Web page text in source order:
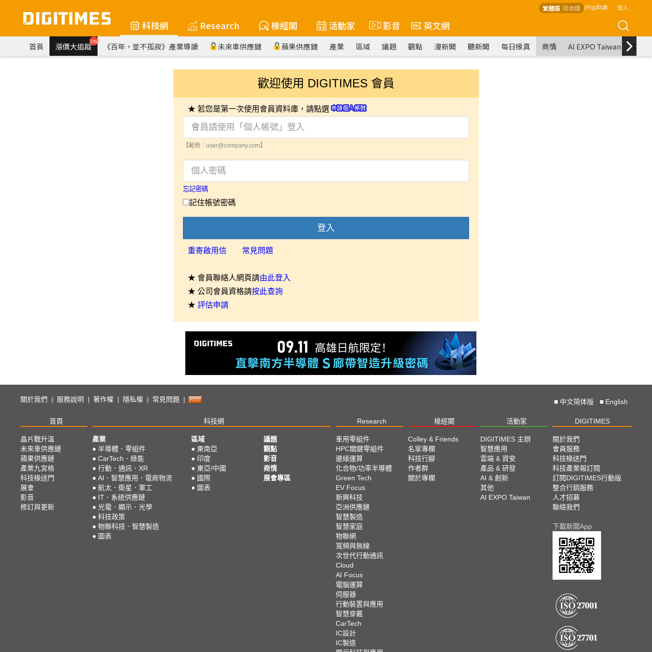
繁體版 简体版 評估申請 登入
科技網 Research 椽經閣 活動家 影音 英文網
首頁 漲價大追蹤259 《百年，並不孤寂》產業導讀 未來車供應鏈 蘋果供應鏈 產業 區域 議題 觀點 漫新聞 聽新聞 每日椽真 商情 AI EXPO Taiwan
歡迎使用 DIGITIMES 會員
★ 若您是第一次使用會員資料庫，請點選
【範例：user@company.com】
忘記密碼
記住帳號密碼
登入
重寄啟用信 常見問題
★ 會員聯絡人網頁請由此登入
★ 公司會員資格請按此查詢
★ 評估申請
關於我們 服務說明 著作權 隱私權 常見問題 ■ 中文简体版 ■ English
首頁 科技網 Research 椽經閣 活動家 DIGITIMES
晶片戰升溫
未來車供應鏈
蘋果供應鏈
產業九宮格
科技椽送門
展會
影音
修訂與更新
產業
● 半導體．零組件
● CarTech．綠能
● 行動．通訊．XR
● AI．智慧應用．電商物流
● 航太．衛星．軍工
● IT．系統供應鏈
● 光電．顯示．光學
● 科技政策
● 物聯科技．智慧製造
● 圖表
區域
● 東南亞
● 印度
● 東亞/中國
● 國際
● 圖表
議題
觀點
影音
商情
展會專區
車用零組件
HPC關鍵零組件
邊緣運算
化合物/功率半導體
Green Tech
EV Focus
新興科技
亞洲供應鏈
智慧製造
智慧家庭
物聯網
寬頻與無線
次世代行動通訊
Cloud
AI Focus
電腦運算
伺服器
行動裝置與應用
智慧穿戴
CarTech
IC設計
IC製造
Colley & Friends
名家專欄
科技行腳
作者群
關於專欄
DIGITIMES 主辦
智慧應用
雲端 & 資安
產品 & 研發
AI & 創新
其他
AI EXPO Taiwan
關於我們
會員服務
科技椽送門
科技產業報訂閱
訂閱DIGITIMES行動版
整合行銷服務
人才招募
聯絡我們
下載新聞App